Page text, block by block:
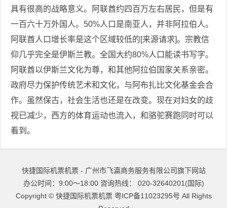
具有很高的战略意义。阿联酋约四百万左右居民，但是有
一百六十万外国人。50%人口是南亚人，并非阿拉伯人。
阿联酋人口增长率是这个区域较低的[来源请求]。宗教信
仰几乎完全是伊斯兰教。全国大约80%人口能读书写字。
阿联酋以伊斯兰文化为尊，和其他阿拉伯国家关系亲密。
政府尽力保护传统艺术和文化，与阿布扎比文化基金会合
作。虽然保古，社会生活也还是在改变。现在对妇女的歧
视已减少，西方的体育运动也流入，和骆驼赛跑同时可以
看到。
快捷国际机票机票 - 广州市飞瀛商务服务有限公司旗下网站
办公时间：9:00～18:00 咨询热线： 020-32640201(国际)
Copyright © 快捷国际机票机票 粤ICP备11023295号 All Rights